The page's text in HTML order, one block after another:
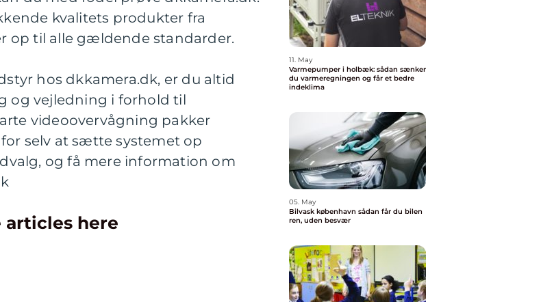
kvalitets produkter fra
op til alle gældende standarder.
hos dkkamera.dk, er du altid
og vejledning i forhold til
videoovervågning pakker
selv at sætte systemet op
og få mere information om
articles here
11. May
Varmepumper i holbæk: sådan sænker
du varmeregningen og får et bedre
indeklima
05. May
Bilvask københavn sådan får du bilen
ren, uden besvær